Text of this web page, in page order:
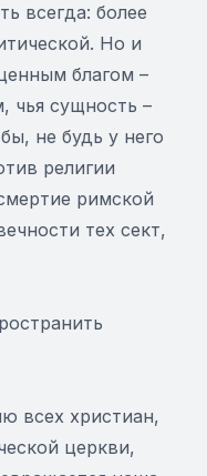
всегда: более
Но и
благом –
чья сущность –
не будь у него
религии
римской
тех сект,
всех христиан,
церкви,